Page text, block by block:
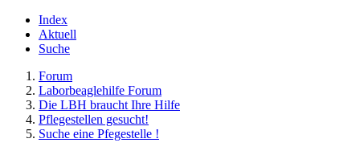
Index
Aktuell
Suche
Forum
Laborbeaglehilfe Forum
Die LBH braucht Ihre Hilfe
Pflegestellen gesucht!
Suche eine Pfegestelle !